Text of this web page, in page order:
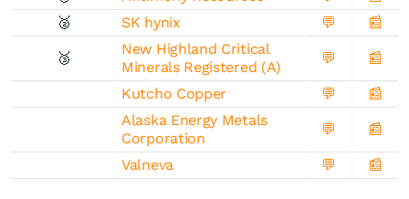
🥈
SK hynix 💬 📰
🥉
New Highland Critical
Minerals Registered (A)
💬 📰
Kutcho Copper 💬
📰
Alaska Energy Metals
Corporation
💬 📰
Valneva 💬 📰